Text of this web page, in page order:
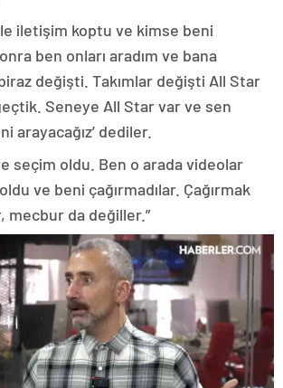
iletişim koptu ve kimse beni
ben onları aradım ve bana
değişti. Takımlar değişti All Star
Seneye All Star var ve sen
arayacağız’ dediler.
seçim oldu. Ben o arada videolar
ve beni çağırmadılar. Çağırmak
mecbur da değiller.”